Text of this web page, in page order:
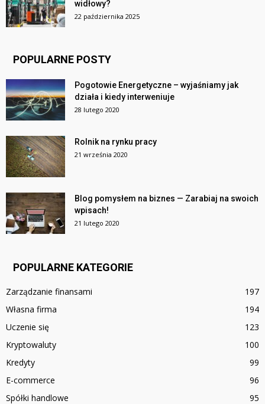
widłowy?
22 października 2025
POPULARNE POSTY
Pogotowie Energetyczne – wyjaśniamy jak
działa i kiedy interweniuje
28 lutego 2020
Rolnik na rynku pracy
21 września 2020
Blog pomysłem na biznes — Zarabiaj na swoich
wpisach!
21 lutego 2020
POPULARNE KATEGORIE
Zarządzanie finansami
197
Własna firma
194
Uczenie się
123
Kryptowaluty
100
Kredyty
99
E-commerce
96
Spółki handlowe
95